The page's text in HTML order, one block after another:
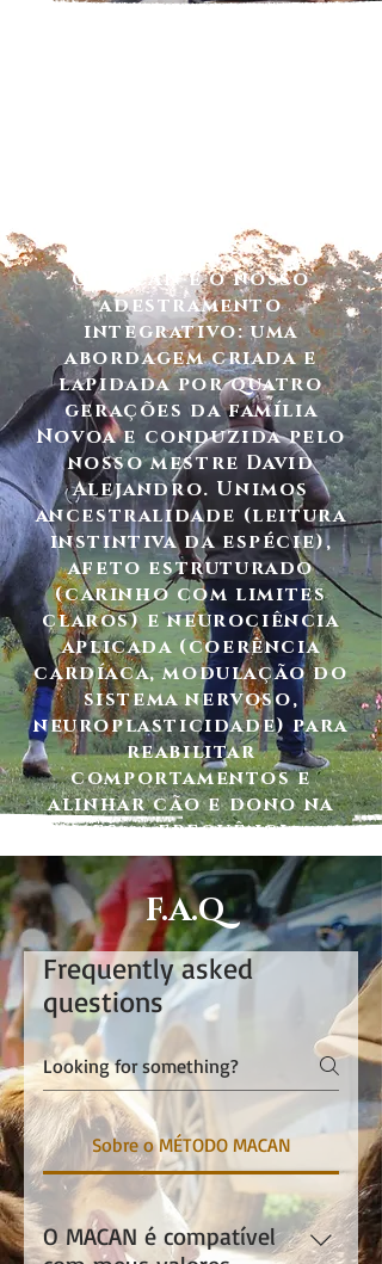
O MACAN é o nosso
adestramento
integrativo: uma
abordagem criada e
lapidada por quatro
gerações da família
Novoa e conduzida pelo
nosso mestre David
Alejandro. Unimos
ancestralidade (leitura
instintiva da espécie),
afeto estruturado
(carinho com limites
claros) e neurociência
aplicada (coerência
cardíaca, modulação do
sistema nervoso,
neuroplasticidade) para
reabilitar
comportamentos e
alinhar cão e dono na
mesma frequência.
F.A.Q
Frequently asked
questions
Sobre o MÉTODO MACAN
O MACAN é compatível